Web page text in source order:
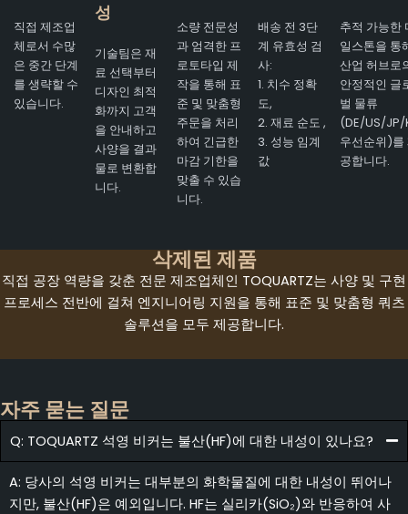
직접 제조업
체로서 수많
은 중간 단계
를 생략할 수
있습니다.
성
기술팀은 재
료 선택부터
디자인 최적
화까지 고객
을 안내하고
사양을 결과
물로 변환합
니다.
소량 전문성
과 엄격한 프
로토타입 제
작을 통해 표
준 및 맞춤형
주문을 처리
하여 긴급한
마감 기한을
맞출 수 있습
니다.
배송 전 3단
계 유효성 검
사:
1. 치수 정확
도,
2. 재료 순도 ,
3. 성능 임계
값
추적 가능한
일스톤을 통
산업 허브로
안정적인 글
벌 물류
(DE/US/JP/
우선순위)를
공합니다.
삭제된 제품
직접 공장 역량을 갖춘 전문 제조업체인 TOQUARTZ는 사양 및 구현
프로세스 전반에 걸쳐 엔지니어링 지원을 통해 표준 및 맞춤형 쿼츠
솔루션을 모두 제공합니다.
자주 묻는 질문
Q: TOQUARTZ 석영 비커는 불산(HF)에 대한 내성이 있나요?
A: 당사의 석영 비커는 대부분의 화학물질에 대한 내성이 뛰어나
지만, 불산(HF)은 예외입니다. HF는 실리카(SiO₂)와 반응하여 사